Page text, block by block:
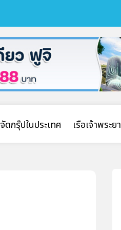
จัดกรุ๊ปในประเทศ เรือเจ้าพระยา